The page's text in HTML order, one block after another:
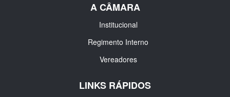
A CÂMARA
Institucional
Regimento Interno
Vereadores
LINKS RÁPIDOS